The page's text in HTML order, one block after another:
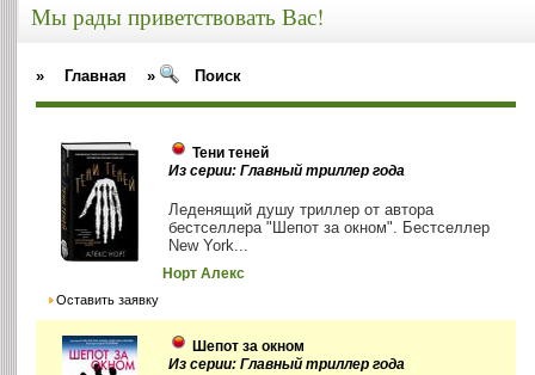
Мы рады приветствовать Вас!
» Главная » Поиск
Тени теней
Из серии: Главный триллер года
Леденящий душу триллер от автора
бестселлера "Шепот за окном". Бестселлер
New York...
Норт Алекс
Оставить заявку
Шепот за окном
Из серии: Главный триллер года